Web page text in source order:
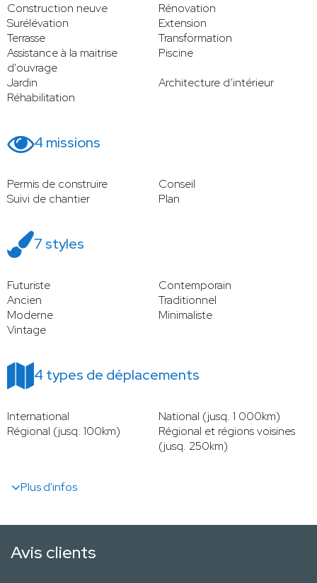
Construction neuve
Rénovation
Surélévation
Extension
Terrasse
Transformation
Assistance à la maitrise
d'ouvrage
Piscine
Jardin
Architecture d’intérieur
Réhabilitation
4 missions
Permis de construire
Conseil
Suivi de chantier
Plan
7 styles
Futuriste
Contemporain
Ancien
Traditionnel
Moderne
Minimaliste
Vintage
4 types de déplacements
International
National (jusq. 1 000km)
Régional (jusq. 100km)
Régional et régions voisines
(jusq. 250km)
Plus d'infos
Avis clients